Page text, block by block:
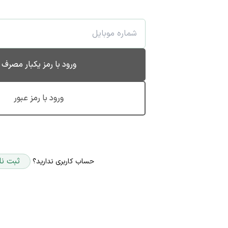
ورود با رمز یکبار مصرف
ورود با رمز عبور
حساب کاربری ندارید؟ ثبت